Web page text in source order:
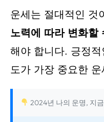
운세는 절대적인 것
노력에 따라 변화할
해야 합니다. 긍정
도가 가장 중요한
2024년 나의 운명, 지